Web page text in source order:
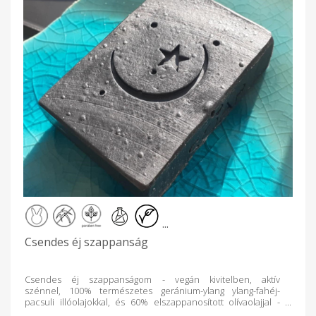
...
Csendes éj szappanság
Csendes éj szappanságom - vegán kivitelben, aktív
szénnel, 100% természetes geránium-ylang ylang-fahéj-
pacsuli illóolajokkal, és 60% elszappanosított olívaolajjal -